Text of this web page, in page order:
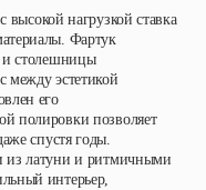
высокой нагрузкой ставка
Фартук
и столешницы
между эстетикой
его
полировки позволяет
спустя годы.
из латуни и ритмичными
интерьер,